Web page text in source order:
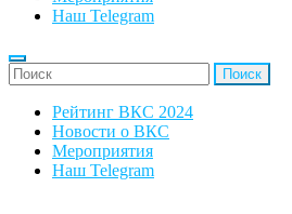
Наш Telegram
'Найти:
Рейтинг ВКС 2024
Новости о ВКС
Мероприятия
Наш Telegram